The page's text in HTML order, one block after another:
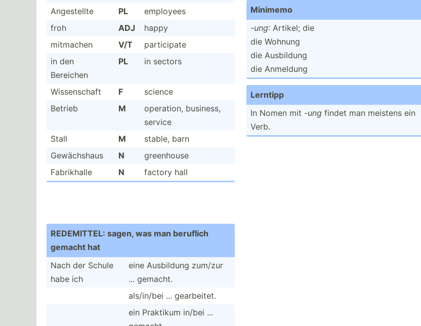
Angest­ellte
PL
employees
froh
ADJ
happy
mitmachen
V/T
partic­ipate
in den
Bereichen
PL in sectors
Wissen­schaft F
science
Betrieb
M
operation, business,
service
Stall
M
stable, barn
Gewäch­shaus
N
greenhouse
Fabrik­halle
N factory hall
REDEMI­TTEL: sagen, was man beruflich
gemacht hat
Nach der Schule
habe ich
eine Ausbildung zum/zur
... gemacht.
als/in/bei ... gearbe­itet.
ein Praktikum in/bei ...
Minimemo
-ung: Artikel; die
die Wohnung
die Ausbildung
die Anmeldung
Lerntipp
In Nomen mit -ung findet man meistens ein
Verb.